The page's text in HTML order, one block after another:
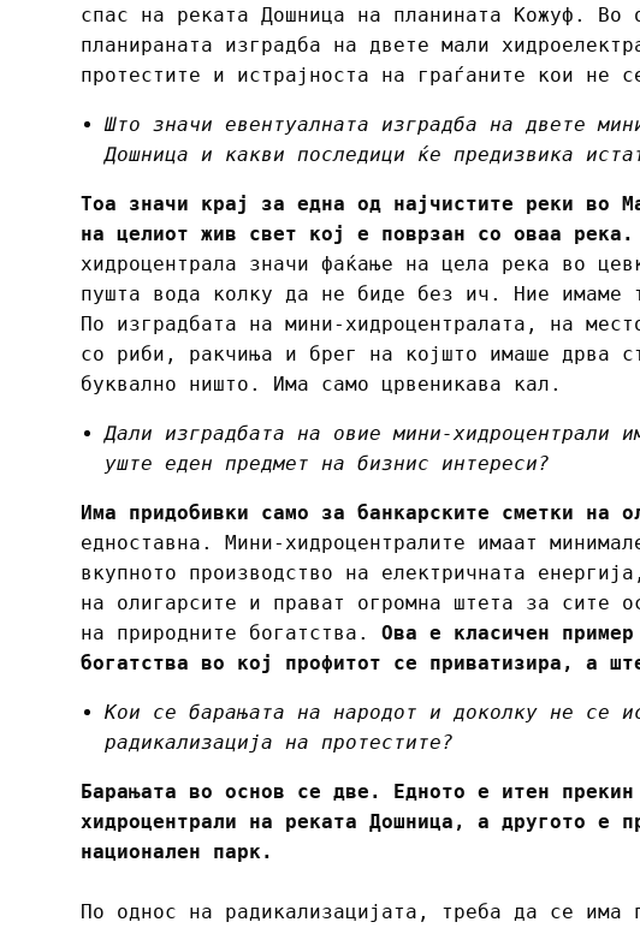
спас на реката Дошница на планината Кожуф. Во
планираната изградба на двете мали
протестите и истрајноста на граѓаните кои не
Што значи евентуалната изградба на двете
Дошница и какви последици ќе предизвика
Тоа значи крај за една од најчистите реки во
на целиот жив свет кој е поврзан со оваа река.
хидроцентрала значи фаќање на цела река во
пушта вода колку да не биде без ич. Ние имаме
По изградбата на мини-хидроцентралата, на
со риби, ракчиња и брег на којшто имаше дрва
буквално ништо. Има само црвеникава кал.
Дали изградбата на овие мини-хидроцентрали
уште еден предмет на бизнис интереси?
Има придобивки само за банкарските сметки на
едноставна. Мини-хидроцентралите имаат
вкупното производство на електричната
на олигарсите и прават огромна штета за сите
на природните богатства. Ова е класичен
богатства во кој профитот се приватизира, а
Кои се барањата на народот и доколку не се
радикализација на протестите?
Барањата во основ се две. Едното е итен
хидроцентрали на реката Дошница, а другото е
национален парк.
По однос на радикализацијата, треба да се има